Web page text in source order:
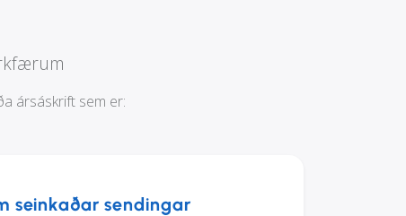
ársáskrift sem er:
seinkaðar sendingar